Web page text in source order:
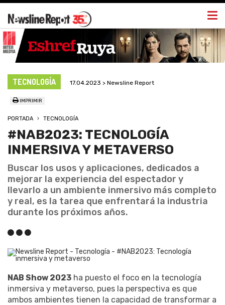
TECNOLOGÍA 17.04.2023 > Newsline Report
IMPRIMIR
PORTADA TECNOLOGÍA
#NAB2023: TECNOLOGÍA
INMERSIVA Y METAVERSO
Buscar los usos y aplicaciones, dedicados a
mejorar la experiencia del espectador y
llevarlo a un ambiente inmersivo más completo
y real, es la tarea que enfrentará la industria
durante los próximos años.
NAB Show 2023 ha puesto el foco en la tecnología
inmersiva y metaverso, pues la perspectiva es que
ambos ambientes tienen la capacidad de transformar a